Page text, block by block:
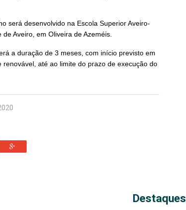
será desenvolvido na Escola Superior Aveiro-
Aveiro, em Oliveira de Azeméis.
a duração de 3 meses, com início previsto em
renovável, até ao limite do prazo de execução do
Destaques